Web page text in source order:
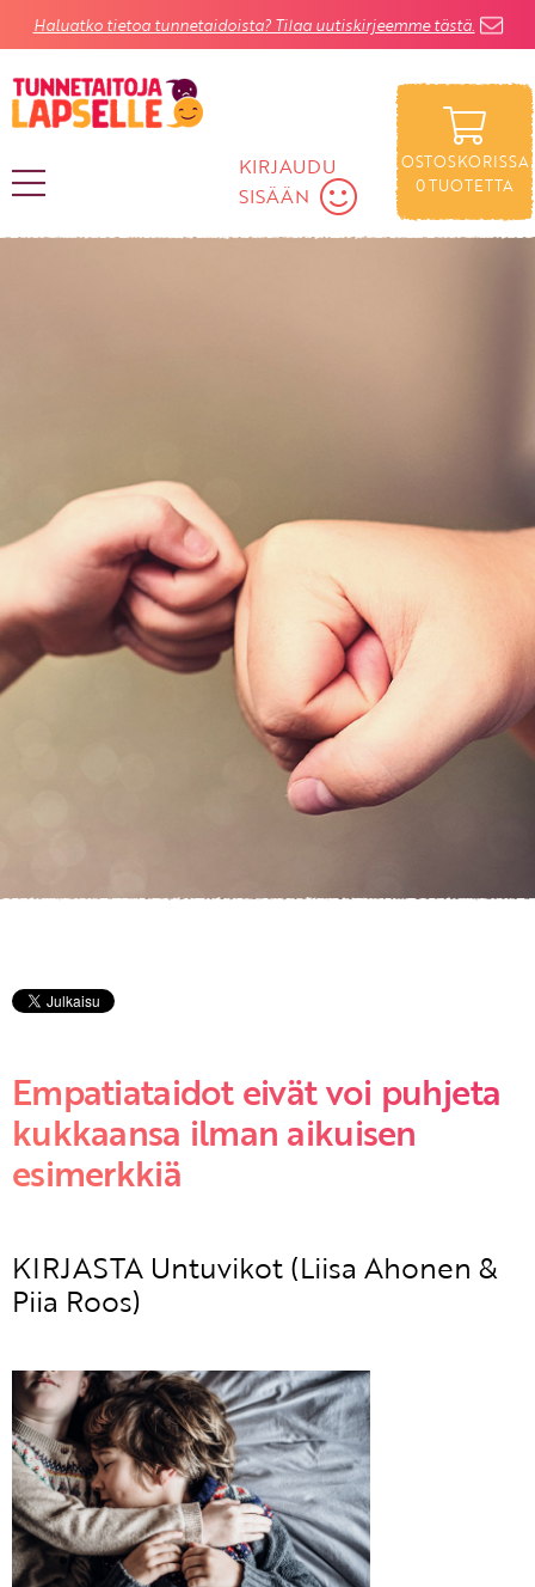
Haluatko tietoa tunnetaidoista? Tilaa uutiskirjeemme tästä.
KIRJAUDU
SISÄÄN
OSTOSKORISSA
0TUOTETTA
Unohtuiko salasana?
KIRJAUDU SISÄÄN
Etkö ole vielä asiakkaamme?
Luo asiakastili tästä!
Empatiataidot eivät voi puhjeta
kukkaansa ilman aikuisen
esimerkkiä
KIRJASTA Untuvikot (Liisa Ahonen &
Piia Roos)